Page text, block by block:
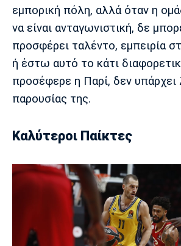
εμπορική πόλη, αλλά όταν η
να είναι ανταγωνιστική, δε
προσφέρει ταλέντο, εμπειρία
ή έστω αυτό το κάτι
προσέφερε η Παρί, δεν υπάρχει
παρουσίας της.
Καλύτεροι Παίκτες